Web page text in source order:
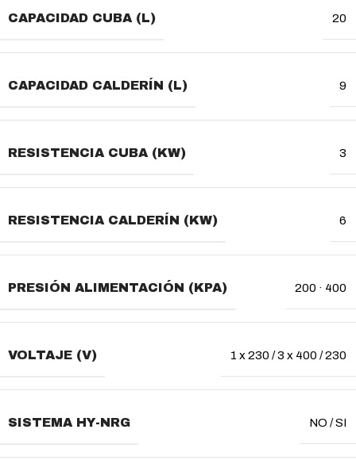
CAPACIDAD CUBA (L) 20
CAPACIDAD CALDERÍN (L) 9
RESISTENCIA CUBA (KW) 3
RESISTENCIA CALDERÍN (KW) 6
PRESIÓN ALIMENTACIÓN (KPA) 200 · 400
VOLTAJE (V) 1 x 230 / 3 x 400 / 230
SISTEMA HY-NRG NO / SI